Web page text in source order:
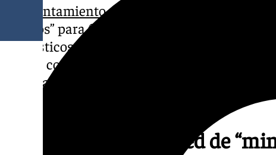
El Ayuntamiento de El Puerto
sigue
limpios” para facilitar a los vecinos el
domésticos. En los últimos días, se han
plazas como Isaac Peral, Tina Aguinaco y
finalización de unas obras. Estos se suman
El Puerto amplía la red de